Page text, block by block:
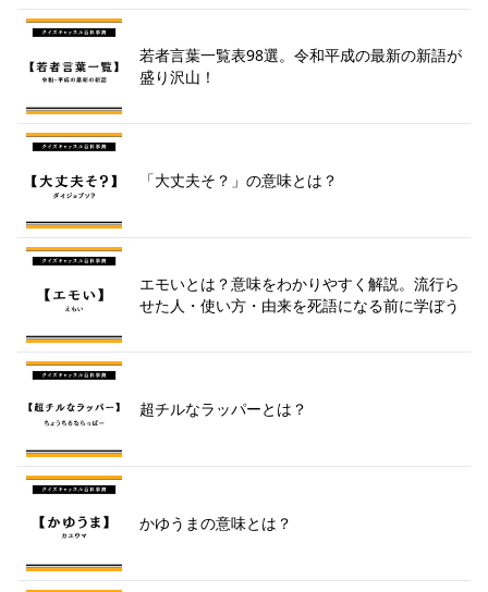
若者言葉一覧表98選。令和平成の最新の新語が
盛り沢山！
「大丈夫そ？」の意味とは？
エモいとは？意味をわかりやすく解説。流行ら
せた人・使い方・由来を死語になる前に学ぼう
超チルなラッパーとは？
かゆうまの意味とは？